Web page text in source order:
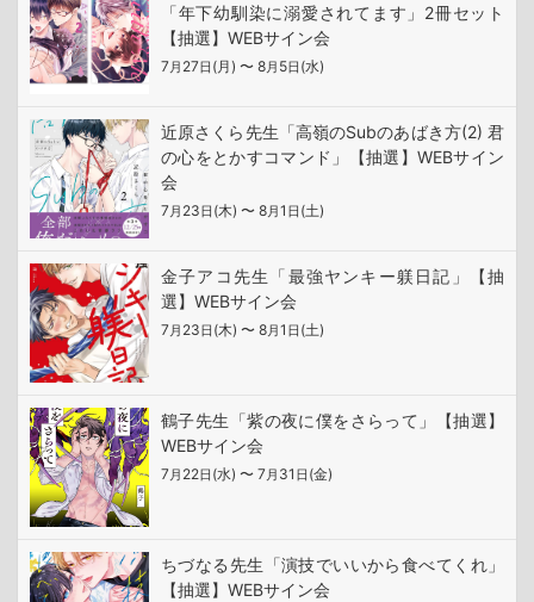
「年下幼馴染に溺愛されてます」2冊セット
【抽選】WEBサイン会
7 月 27 日 (月) 〜 8月 5日 (水)
近原さくら先生「高嶺のSubのあばき方(2) 君
の心をとかすコマンド」【抽選】WEBサイン
会
7 月 23 日 (木) 〜 8月 1 日 (土)
金子アコ先生「最強ヤンキー躾日記」【抽
選】WEBサイン会
7 月 23 日 (木) 〜 8月 1 日 (土)
鶴子先生「紫の夜に僕をさらって」【抽選】
WEBサイン会
7 月 22日 (水) 〜 7 月 31 日 (金)
ちづなる先生「演技でいいから食べてくれ」
【抽選】WEBサイン会